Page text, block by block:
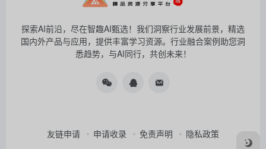
探索AI前沿，尽在智趣AI甄选！我们洞察行业发展前景，精选
国内外产品与应用，提供丰富学习资源。行业融合案例助您洞
悉趋势，与AI同行，共创未来！
友链申请 申请收录 免责声明 隐私政策